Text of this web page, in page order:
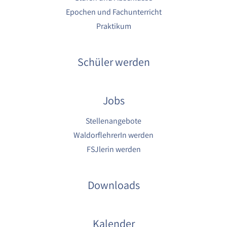
Epochen und Fachunterricht
Praktikum
Schüler werden
Jobs
Stellenangebote
WaldorflehrerIn werden
FSJlerin werden
Downloads
Kalender